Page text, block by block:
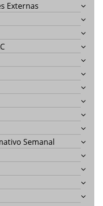
Externas
Semanal